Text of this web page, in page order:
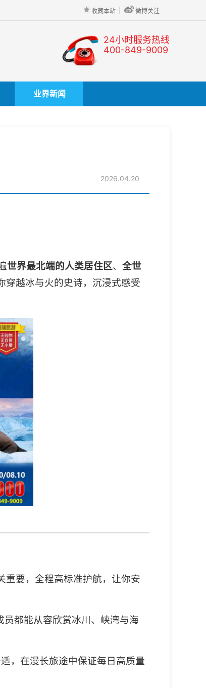
收藏本站 微博关注
24小时服务热线
400-849-9009
业界新闻
2026.04.20
世界最北端的人类居住区、 全世
穿越冰与火的史诗，沉浸式感受
重要，全程高标准护航，让你安
都能从容欣赏冰川、峡湾与海
，在漫长旅途中保证每日高质量